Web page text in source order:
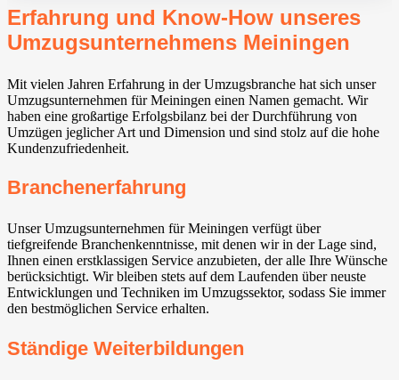
Erfahrung und Know-How unseres
Umzugsunternehmens Meiningen
Mit vielen Jahren Erfahrung in der Umzugsbranche hat sich unser
Umzugsunternehmen für Meiningen einen Namen gemacht. Wir
haben eine großartige Erfolgsbilanz bei der Durchführung von
Umzügen jeglicher Art und Dimension und sind stolz auf die hohe
Kundenzufriedenheit.
Branchenerfahrung
Unser Umzugsunternehmen für Meiningen verfügt über
tiefgreifende Branchenkenntnisse, mit denen wir in der Lage sind,
Ihnen einen erstklassigen Service anzubieten, der alle Ihre Wünsche
berücksichtigt. Wir bleiben stets auf dem Laufenden über neuste
Entwicklungen und Techniken im Umzugssektor, sodass Sie immer
den bestmöglichen Service erhalten.
Ständige Weiterbildungen